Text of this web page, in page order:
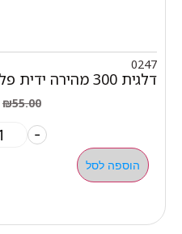
0247
דלגית 300 מהירה ידית פלסטית כבל
₪55.00
-
הוספה לסל